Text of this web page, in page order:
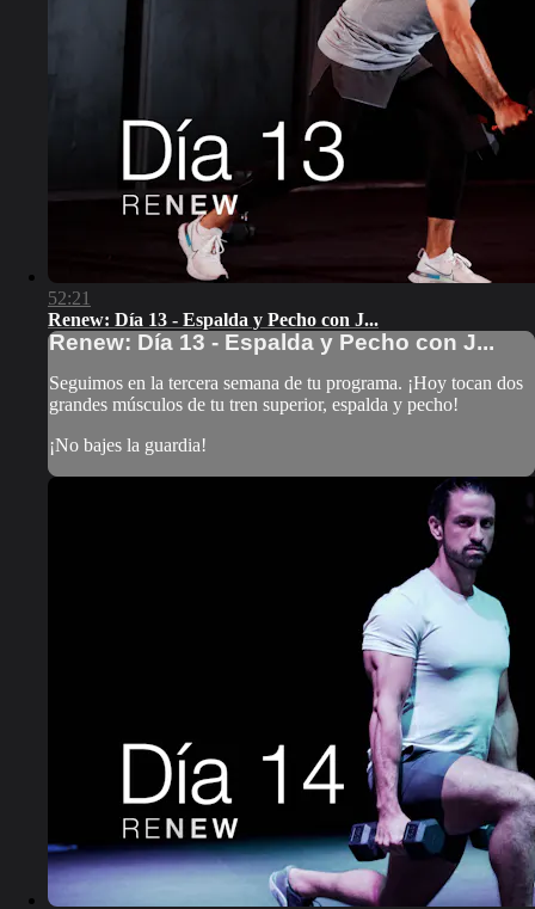
52:21
Renew: Día 13 - Espalda y Pecho con J...
Renew: Día 13 - Espalda y Pecho con J...
Seguimos en la tercera semana de tu programa. ¡Hoy tocan dos
grandes músculos de tu tren superior, espalda y pecho!
¡No bajes la guardia!